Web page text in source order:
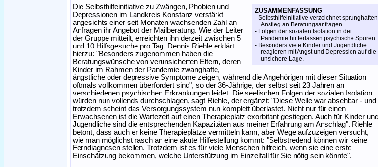
ZUSAMMENFASSUNG
- Selbsthilfeinitiative verzeichnet sprunghaften
Anstieg an Beratungsanfragen.
- Folgen der sozialen Isolation in der
Pandemie hinterlassen psychische Spuren.
- Besonders viele Kinder und Jugendliche
reagieren mit Angst und Depression auf die
unsichere Lage.
Die Selbsthilfeinitiative zu Zwängen, Phobien und
Depressionen im Landkreis Konstanz verstärkt
angesichts einer seit Monaten wachsenden Zahl an
Anfragen ihr Angebot der Mailberatung. Wie der Leiter
der Gruppe mitteilt, erreichten ihn derzeit zwischen 5
und 10 Hilfsgesuche pro Tag. Dennis Riehle erklärt
hierzu: "Besonders zugenommen haben die
Beratungswünsche von verunsicherten Eltern, deren
Kinder im Rahmen der Pandemie zwanghafte,
ängstliche oder depressive Symptome zeigen, während die Angehörigen mit dieser Situation
oftmals vollkommen überfordert sind", so der 36-Jährige, der selbst seit 23 Jahren an
verschiedenen psychischen Erkrankungen leidet. Die seelischen Folgen der sozialen Isolation
würden nun vollends durchschlagen, sagt Riehle, der ergänzt: "Diese Welle war absehbar - und
trotzdem scheint das Versorgungssystem nun komplett überlastet. Nicht nur für einen
Erwachsenen ist die Wartezeit auf einen Therapieplatz exorbitant gestiegen. Auch für Kinder und
Jugendliche sind die entsprechenden Kapazitäten aus meiner Erfahrung am Anschlag". Riehle
betont, dass auch er keine Therapieplätze vermitteln kann, aber Wege aufzuzeigen versucht,
wie man möglichst rasch an eine akute Hilfestellung kommt: "Selbstredend können wir keine
Ferndiagnosen stellen. Trotzdem ist es für viele Menschen hilfreich, wenn sie eine erste
Einschätzung bekommen, welche Unterstützung im Einzelfall für Sie nötig sein könnte".